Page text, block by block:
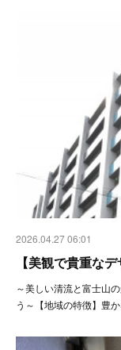
2026.04.27 06:01
【美観で貴重な
～美しい清流と富士山
う～【地域の特徴】豊